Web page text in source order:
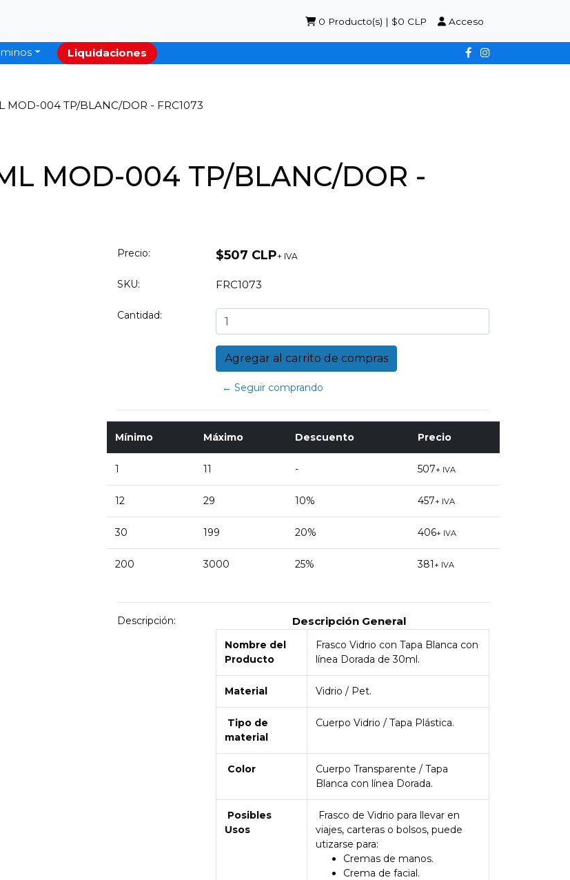
0 Producto(s) | $0 CLP Acceso
Liquidaciones
MOD-004 TP/BLANC/DOR - FRC1073
MOD-004 TP/BLANC/DOR -
Precio: $507 CLP+ IVA
SKU: FRC1073
Cantidad:
← Seguir comprando
Mínimo Máximo Descuento Precio
1 11 - 507+ IVA
12 29 10% 457+ IVA
30 199 20% 406+ IVA
200 3000 25% 381 + IVA
Descripción: Descripción General
Nombre del
Producto
Frasco Vidrio con Tapa Blanca con
línea Dorada de 30ml.
Material Vidrio / Pet.
Tipo de
material
Cuerpo Vidrio / Tapa Plástica.
Color
Cuerpo Transparente / Tapa
Blanca con línea Dorada.
Posibles
Usos
Frasco de Vidrio para llevar en
viajes, carteras o bolsos, puede
utizarse para:
Cremas de manos.
Crema de facial.